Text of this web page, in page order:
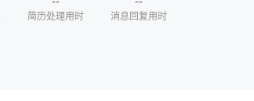
简历处理用时 消息回复用时